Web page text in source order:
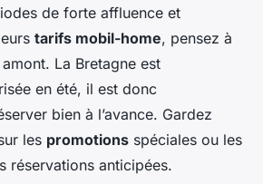
de forte affluence et
tarifs mobil-home, pensez à
La Bretagne est
en été, il est donc
bien à l’avance. Gardez
les promotions spéciales ou les
réservations anticipées.